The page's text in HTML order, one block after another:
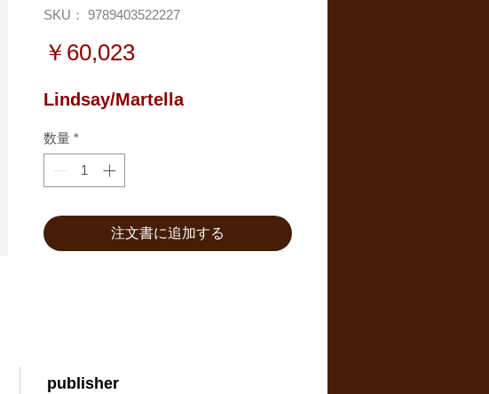
SKU： 9789403522227
￥60,023価
Lindsay/Martella
数量 *
注文書に追加する
publisher